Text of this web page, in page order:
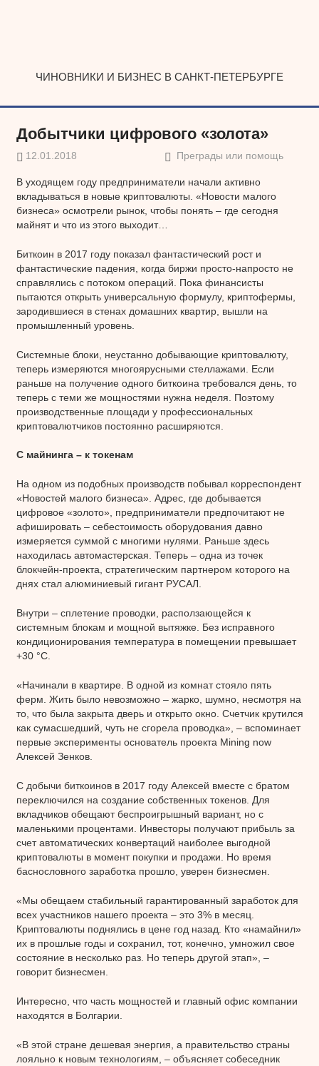
ЧИНОВНИКИ И БИЗНЕС В САНКТ-ПЕТЕРБУРГЕ
Добытчики цифрового «золота»
12.01.2018 Преграды или помощь
В уходящем году предприниматели начали активно
вкладываться в новые криптовалюты. «Новости малого
бизнеса» осмотрели рынок, чтобы понять – где сегодня
майнят и что из этого выходит…
Биткоин в 2017 году показал фантастический рост и
фантастические падения, когда биржи просто-напросто не
справлялись с потоком операций. Пока финансисты
пытаются открыть универсальную формулу, криптофермы,
зародившиеся в стенах домашних квартир, вышли на
промышленный уровень.
Системные блоки, неустанно добывающие криптовалюту,
теперь измеряются многоярусными стеллажами. Если
раньше на получение одного биткоина требовался день, то
теперь с теми же мощностями нужна неделя. Поэтому
производственные площади у профессиональных
криптовалютчиков постоянно расширяются.
С майнинга – к токенам
На одном из подобных производств побывал корреспондент
«Новостей малого бизнеса». Адрес, где добывается
цифровое «золото», предприниматели предпочитают не
афишировать – себестоимость оборудования давно
измеряется суммой с многими нулями. Раньше здесь
находилась автомастерская. Теперь – одна из точек
блокчейн-проекта, стратегическим партнером которого на
днях стал алюминиевый гигант РУСАЛ.
Внутри – сплетение проводки, расползающейся к
системным блокам и мощной вытяжке. Без исправного
кондиционирования температура в помещении превышает
+30 °C.
«Начинали в квартире. В одной из комнат стояло пять
ферм. Жить было невозможно – жарко, шумно, несмотря на
то, что была закрыта дверь и открыто окно. Счетчик крутился
как сумасшедший, чуть не сгорела проводка», – вспоминает
первые эксперименты основатель проекта Mining now
Алексей Зенков.
С добычи биткоинов в 2017 году Алексей вместе с братом
переключился на создание собственных токенов. Для
вкладчиков обещают беспроигрышный вариант, но с
маленькими процентами. Инвесторы получают прибыль за
счет автоматических конвертаций наиболее выгодной
криптовалюты в момент покупки и продажи. Но время
баснословного заработка прошло, уверен бизнесмен.
«Мы обещаем стабильный гарантированный заработок для
всех участников нашего проекта – это 3% в месяц.
Криптовалюты поднялись в цене год назад. Кто «намайнил»
их в прошлые годы и сохранил, тот, конечно, умножил свое
состояние в несколько раз. Но теперь другой этап», –
говорит бизнесмен.
Интересно, что часть мощностей и главный офис компании
находятся в Болгарии.
«В этой стране дешевая энергия, а правительство страны
лояльно к новым технологиям, – объясняет собеседник